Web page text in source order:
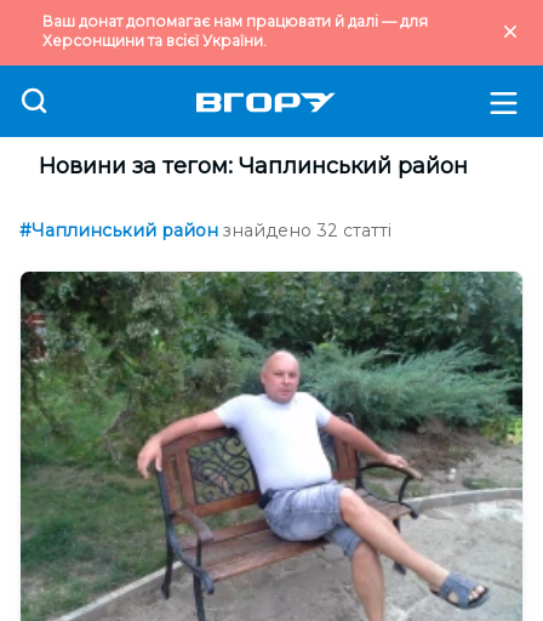
Ваш донат допомагає нам працювати й далі — для
Херсонщини та всієї України.
Новини за тегом: Чаплинський район
#Чаплинський район знайдено 32 статті